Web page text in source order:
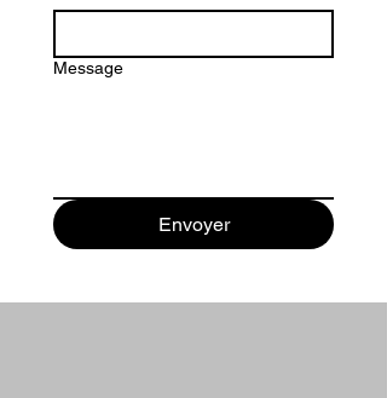
Message
Envoyer